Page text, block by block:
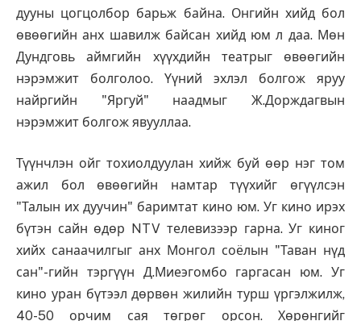
дууны цогцолбор барьж байна. Онгийн хийд бол
өвөөгийн анх шавилж байсан хийд юм л даа. Мөн
Дундговь аймгийн хүүхдийн театрыг өвөөгийн
нэрэмжит болголоо. Үүний эхлэл болгож яруу
найргийн "Яргуй" наадмыг Ж.Дорждагвын
нэрэмжит болгож явууллаа.
Түүнчлэн ойг тохиолдуулан хийж буй өөр нэг том
ажил бол өвөөгийн намтар түүхийг өгүүлсэн
"Талын их дуучин" баримтат кино юм. Уг кино ирэх
бүтэн сайн өдөр NTV телевизээр гарна. Уг киног
хийх санаачилгыг анх Монгол соёлын "Таван нүд
сан"-гийн тэргүүн Д.Миеэгомбо гаргасан юм. Уг
кино уран бүтээл дөрвөн жилийн турш үргэлжилж,
40-50 орчим сая төгрөг орсон. Хөрөнгийг